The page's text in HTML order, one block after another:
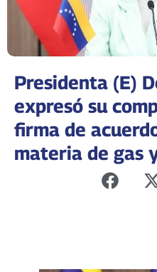
Presidenta (E)
expresó su
firma de
materia de gas